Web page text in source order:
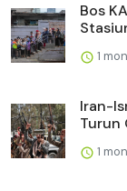
Bos
1
Iran-
Turun
1